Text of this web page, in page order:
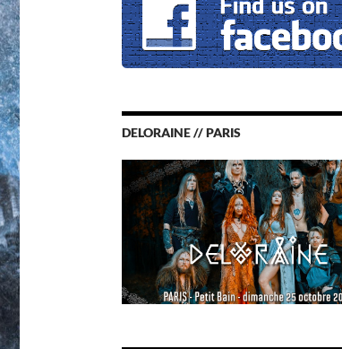
DELORAINE // PARIS